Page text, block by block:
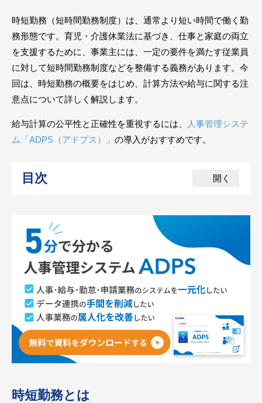
時短勤務（短時間勤務制度）は、通常より短い時間で働く勤
務形態です。育児・介護休業法に基づき、仕事と家庭の両立
を支援するために、事業主には、一定の要件を満たす従業員
に対して短時間勤務制度などを整備する義務があります。今
回は、時短勤務の概要をはじめ、計算方法や給与に関する注
意点について詳しく解説します。
給与計算の公平性と正確性を重視するには、
人事管理システ
ム「ADPS（アドプス）」 の導入がおすすめです。
目次 開く
時短勤務とは